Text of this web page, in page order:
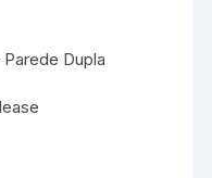
Dupla